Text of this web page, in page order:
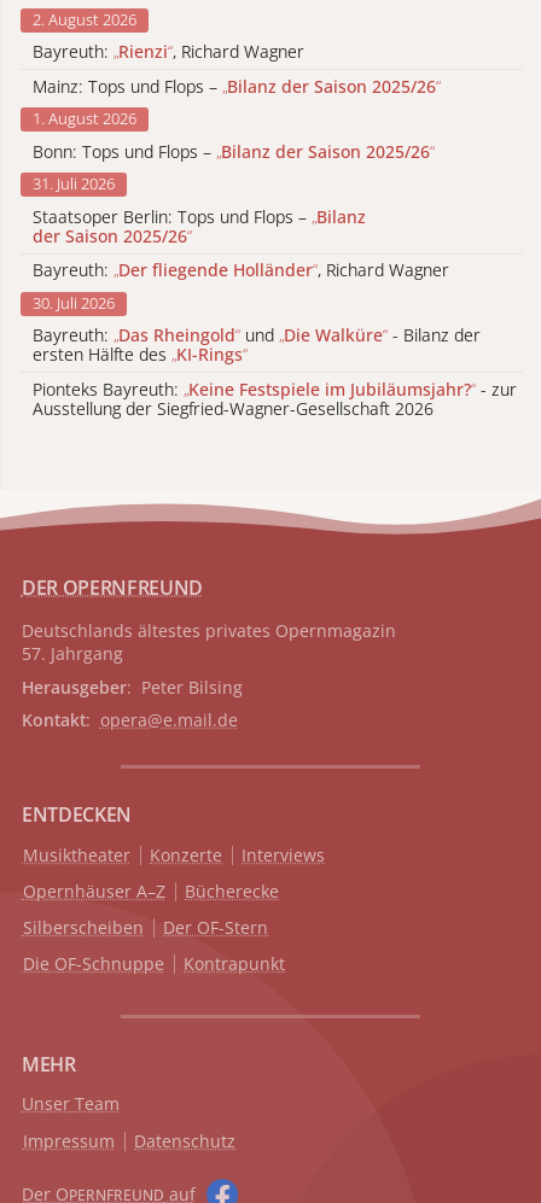
2. August 2026
Bayreuth: „Rienzi“, Richard Wagner
Mainz: Tops und Flops – „Bilanz der Saison 2025/26“
1. August 2026
Bonn: Tops und Flops – „Bilanz der Saison 2025/26“
31. Juli 2026
Staatsoper Berlin: Tops und Flops – „Bilanz
der Saison 2025/26“
Bayreuth: „Der fliegende Holländer“, Richard Wagner
30. Juli 2026
Bayreuth: „Das Rheingold“ und „Die Walküre“ - Bilanz der
ersten Hälfte des „KI-Rings“
Pionteks Bayreuth: „Keine Festspiele im Jubiläumsjahr?“ - zur
Ausstellung der Siegfried-Wagner-Gesellschaft 2026
DER OPERNFREUND
Deutschlands ältestes privates Opernmagazin
57. Jahrgang
Herausgeber: Peter Bilsing
Kontakt: opera@e.mail.de
ENTDECKEN
Musiktheater Konzerte
Interviews
Opernhäuser A–Z
Bücherecke
Silberscheiben
Der OF-Stern
Die OF-Schnuppe
Kontrapunkt
MEHR
Unser Team
Impressum
Datenschutz
Der OPERNFREUND auf